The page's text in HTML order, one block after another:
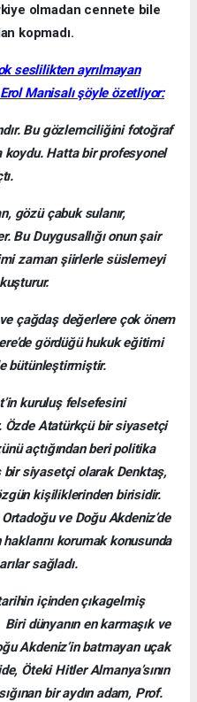
olmadan cennete bile
kopmadı.
seslilikten ayrılmayan
Erol Manisalı şöyle özetliyor:
Bu gözlemciliğini fotoğraf
koydu. Hatta bir profesyonel
gözü çabuk sulanır,
Bu Duygusallığı onun şair
zaman şiirlerle süslemeyi
çağdaş değerlere çok önem
gördüğü hukuk eğitimi
bütünleştirmiştir.
kuruluş felsefesini
Atatürkçü bir siyasetçi
açtığından beri politika
siyasetçi olarak Denktaş,
kişiliklerinden birisidir.
ve Doğu Akdeniz’de
haklarını korumak konusunda
sağladı.
içinden çıkagelmiş
dünyanın en karmaşık ve
Akdeniz’in batmayan uçak
Öteki Hitler Almanya’sının
bir aydın adam, Prof.